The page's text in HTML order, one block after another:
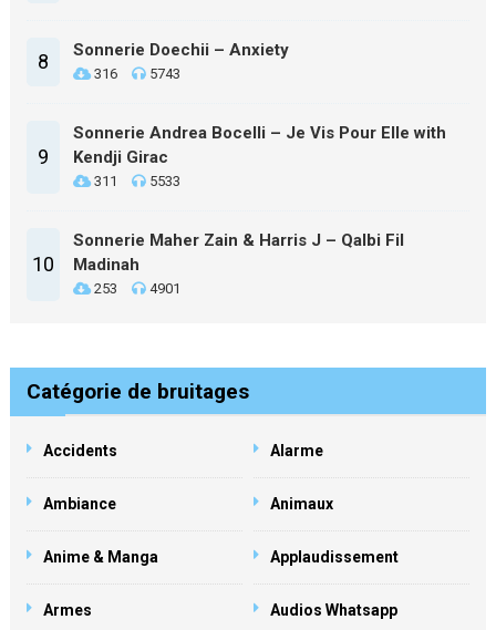
8 Sonnerie Doechii – Anxiety
316 5743
9
Sonnerie Andrea Bocelli – Je Vis Pour Elle with
Kendji Girac
311 5533
10
Sonnerie Maher Zain & Harris J – Qalbi Fil
Madinah
253 4901
Catégorie de bruitages
Accidents Alarme
Ambiance Animaux
Anime & Manga Applaudissement
Armes Audios Whatsapp